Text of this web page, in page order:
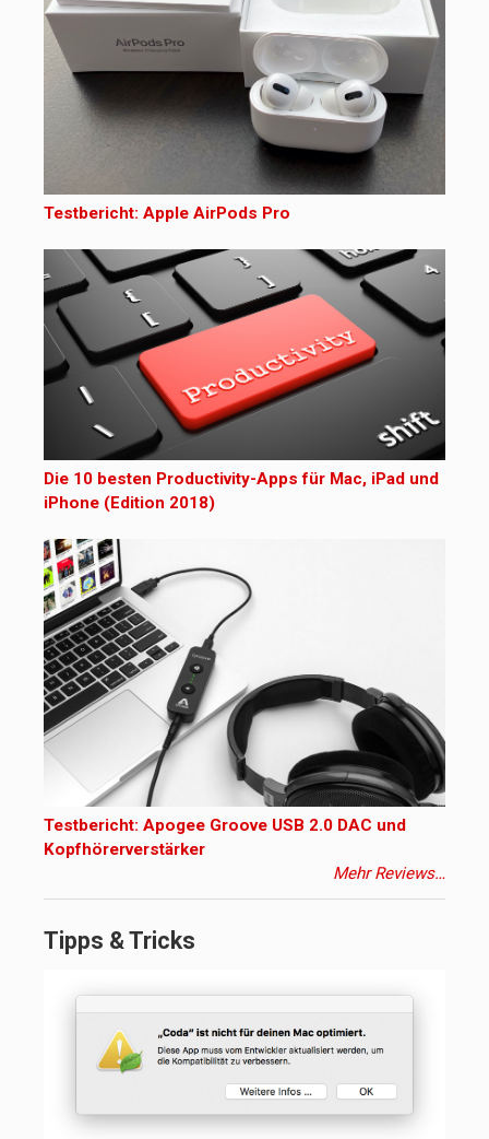
Testbericht: Apple AirPods Pro
Die 10 besten Productivity-Apps für Mac, iPad und
iPhone (Edition 2018)
Testbericht: Apogee Groove USB 2.0 DAC und
Kopfhörerverstärker
Mehr Reviews…
Tipps & Tricks